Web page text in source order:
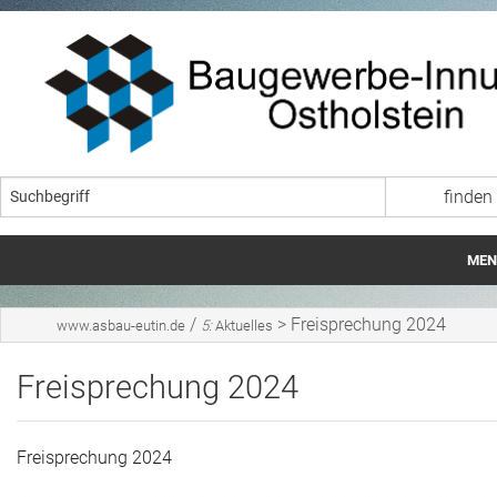
Startseite
Lehrgangszeiten ÜAS
Ausbildung im Baugewerbe
www.asbau-eutin.de / 5:Aktuelles > Freisprechung 2024
Freisprechung 2024
Freisprechung 2024